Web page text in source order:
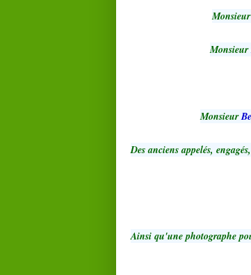
Monsieur
Monsieur
Des anciens appelés,
Ainsi qu'une photographe